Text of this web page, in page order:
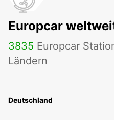
Europcar
3835 Europcar
Ländern
Deutschland